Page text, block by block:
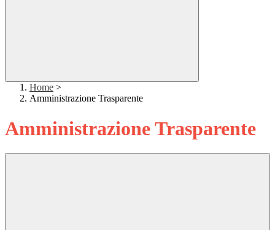
Home >
Amministrazione Trasparente
Amministrazione Trasparente